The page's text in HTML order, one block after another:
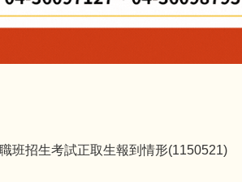
班招生考試正取生報到情形(1150521)